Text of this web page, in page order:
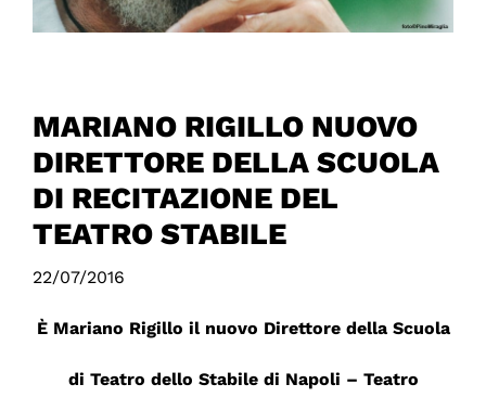
MARIANO RIGILLO NUOVO
DIRETTORE DELLA SCUOLA
DI RECITAZIONE DEL
TEATRO STABILE
22/07/2016
È Mariano Rigillo il nuovo Direttore della Scuola
di Teatro dello Stabile di Napoli – Teatro